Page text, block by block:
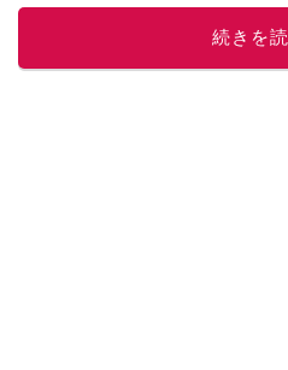
レビューしています。毎日トレンド情報
してください！
続きを